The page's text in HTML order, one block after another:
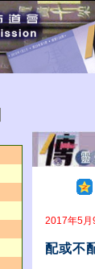
2017年5月
配或不